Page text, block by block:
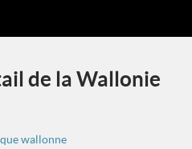
de la Wallonie
wallonne